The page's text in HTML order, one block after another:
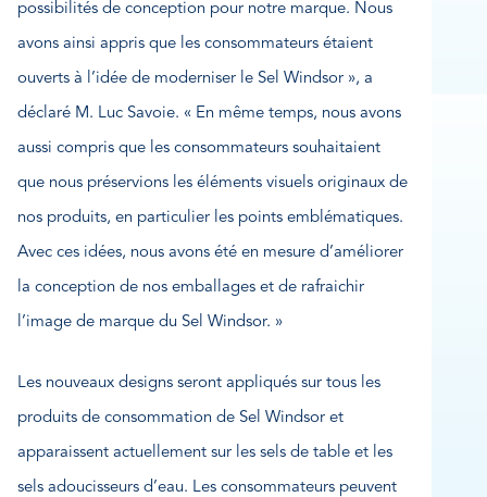
possibilités de conception pour notre marque. Nous
avons ainsi appris que les consommateurs étaient
ouverts à l’idée de moderniser le Sel Windsor », a
déclaré M. Luc Savoie. « En même temps, nous avons
aussi compris que les consommateurs souhaitaient
que nous préservions les éléments visuels originaux de
nos produits, en particulier les points emblématiques.
Avec ces idées, nous avons été en mesure d’améliorer
la conception de nos emballages et de rafraichir
l’image de marque du Sel Windsor. »
Les nouveaux designs seront appliqués sur tous les
produits de consommation de Sel Windsor et
apparaissent actuellement sur les sels de table et les
sels adoucisseurs d’eau. Les consommateurs peuvent